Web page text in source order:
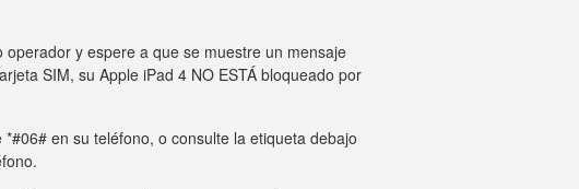
y espere a que se muestre un mensaje
SIM, su Apple iPad 4 NO ESTÁ bloqueado por
en su teléfono, o consulte la etiqueta debajo